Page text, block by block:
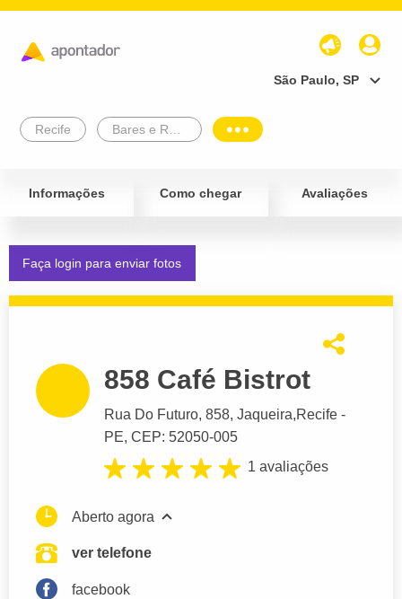
São Paulo, SP
Recife
Informações Como chegar Avaliações
Faça login para enviar fotos
858 Café Bistrot
Rua Do Futuro, 858, Jaqueira,Recife -
PE, CEP: 52050-005
1 avaliações
Aberto agora
ver telefone
facebook